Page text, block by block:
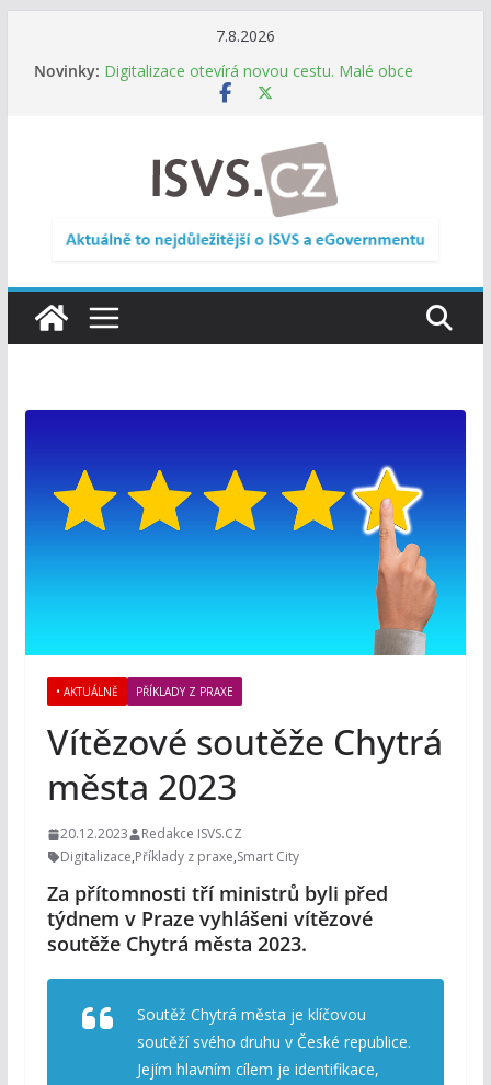
7.8.2026
Novinky: Digitalizace otevírá novou cestu. Malé obce
nemusí zanikat, mohou více spolupracovat
DIA: Informační systém dlouhodobého řízení
(ISDŘ) je od července v plném provozu
RVIS – Výbor pro architekturu a řízení ICT
zveřejnil materiály z nového jednání
Informace o obcích vždy po ruce. SMS ČR spouští
• AKTUÁLNĚ PŘÍKLADY Z PRAXE
Vítězové soutěže Chytrá
města 2023
20.12.2023
Redakce ISVS.CZ
Digitalizace,Příklady z praxe,Smart City
Za přítomnosti tří ministrů byli před
týdnem v Praze vyhlášeni vítězové
soutěže Chytrá města 2023.
Soutěž Chytrá města je klíčovou
soutěží svého druhu v České republice.
Jejím hlavním cílem je identifikace,